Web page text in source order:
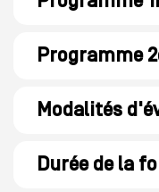
Programme
Modalités
Durée de la